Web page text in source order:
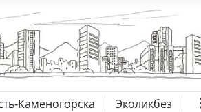
Каменогорска Эколикбез